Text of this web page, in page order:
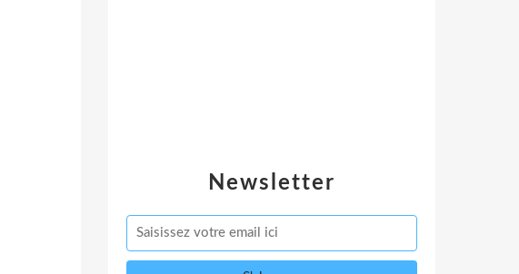
Newsletter